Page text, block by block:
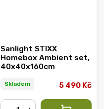
Sanlight STIXX
Homebox Ambient set,
40x40x160cm
Skladem 5 490 Kč